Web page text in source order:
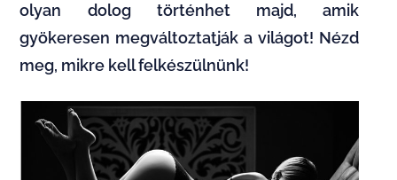
olyan dolog történhet majd, amik
gyökeresen megváltoztatják a világot! Nézd
meg, mikre kell felkészülnünk!